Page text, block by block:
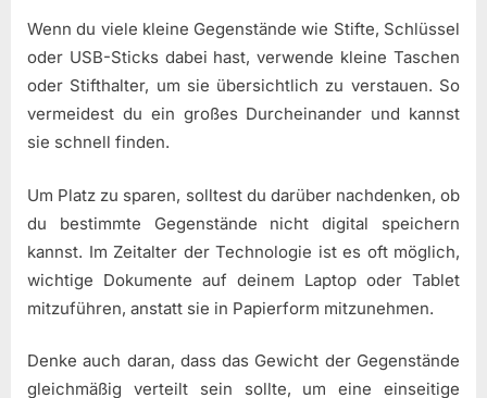
Wenn du viele kleine Gegenstände wie Stifte, Schlüssel
oder USB-Sticks dabei hast, verwende kleine Taschen
oder Stifthalter, um sie übersichtlich zu verstauen. So
vermeidest du ein großes Durcheinander und kannst
sie schnell finden.
Um Platz zu sparen, solltest du darüber nachdenken, ob
du bestimmte Gegenstände nicht digital speichern
kannst. Im Zeitalter der Technologie ist es oft möglich,
wichtige Dokumente auf deinem Laptop oder Tablet
mitzuführen, anstatt sie in Papierform mitzunehmen.
Denke auch daran, dass das Gewicht der Gegenstände
gleichmäßig verteilt sein sollte, um eine einseitige